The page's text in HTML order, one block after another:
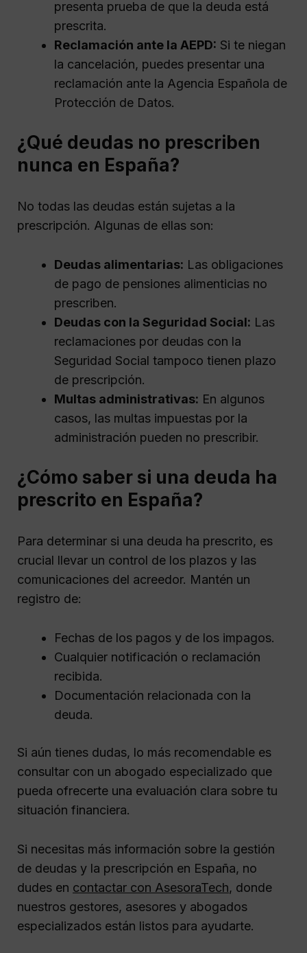
presenta prueba de que la deuda está
prescrita.
Reclamación ante la AEPD: Si te niegan
la cancelación, puedes presentar una
reclamación ante la Agencia Española de
Protección de Datos.
¿Qué deudas no prescriben
nunca en España?
No todas las deudas están sujetas a la
prescripción. Algunas de ellas son:
Deudas alimentarias: Las obligaciones
de pago de pensiones alimenticias no
prescriben.
Deudas con la Seguridad Social: Las
reclamaciones por deudas con la
Seguridad Social tampoco tienen plazo
de prescripción.
Multas administrativas: En algunos
casos, las multas impuestas por la
administración pueden no prescribir.
¿Cómo saber si una deuda ha
prescrito en España?
Para determinar si una deuda ha prescrito, es
crucial llevar un control de los plazos y las
comunicaciones del acreedor. Mantén un
registro de:
Fechas de los pagos y de los impagos.
Cualquier notificación o reclamación
recibida.
Documentación relacionada con la
deuda.
Si aún tienes dudas, lo más recomendable es
consultar con un abogado especializado que
pueda ofrecerte una evaluación clara sobre tu
situación financiera.
Si necesitas más información sobre la gestión
de deudas y la prescripción en España, no
dudes en contactar con AsesoraTech, donde
nuestros gestores, asesores y abogados
especializados están listos para ayudarte.